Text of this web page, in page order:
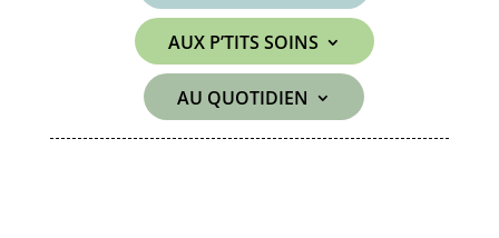
AUX P’TITS SOINS
AU QUOTIDIEN